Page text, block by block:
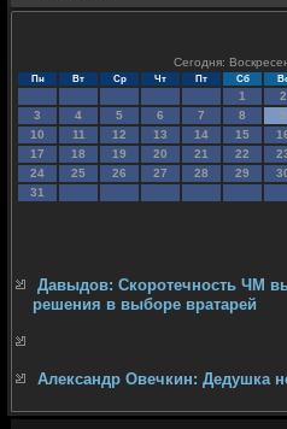
Сегодня:
Пн Вт Ср Чт Пт Сб
1
2
3
4 5 6 7 8
9
10
11 12 13 14 15
17
18 19 20 21 22
24
25 26 27 28 29
31
Давыдов: Скоротечность ЧМ
решения в выборе вратарей
Александр Овечкин: Дедушка